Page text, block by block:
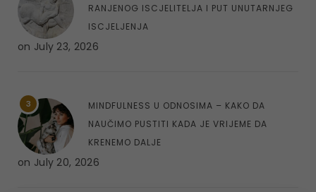
RANJENOG ISCJELITELJA I PUT UNUTARNJEG
ISCJELJENJA
on July 23, 2026
3
MINDFULNESS U ODNOSIMA – KAKO DA
NAUČIMO PUSTITI KADA JE VRIJEME DA
KRENEMO DALJE
on July 20, 2026